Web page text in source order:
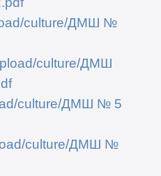
culture/ДМШ №
culture/ДМШ
culture/ДМШ № 5
culture/ДМШ №